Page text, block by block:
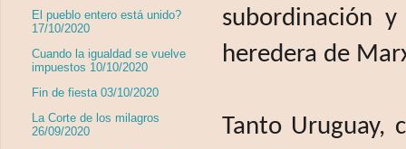
subordinación
heredera de
Tanto Uruguay,
El pueblo entero está unido?
17/10/2020
Cuando la igualdad se vuelve
impuestos 10/10/2020
Fin de fiesta 03/10/2020
La Corte de los milagros
26/09/2020